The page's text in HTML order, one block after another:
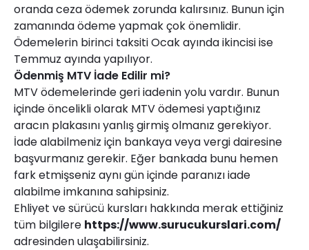
oranda ceza ödemek zorunda kalırsınız. Bunun için
zamanında ödeme yapmak çok önemlidir.
Ödemelerin birinci taksiti Ocak ayında ikincisi ise
Temmuz ayında yapılıyor.
Ödenmiş MTV İade Edilir mi?
MTV ödemelerinde geri iadenin yolu vardır. Bunun
içinde öncelikli olarak MTV ödemesi yaptığınız
aracın plakasını yanlış girmiş olmanız gerekiyor.
İade alabilmeniz için bankaya veya vergi dairesine
başvurmanız gerekir. Eğer bankada bunu hemen
fark etmişseniz aynı gün içinde paranızı iade
alabilme imkanına sahipsiniz.
Ehliyet ve sürücü kursları hakkında merak ettiğiniz
tüm bilgilere https://www.surucukurslari.com/
adresinden ulaşabilirsiniz.